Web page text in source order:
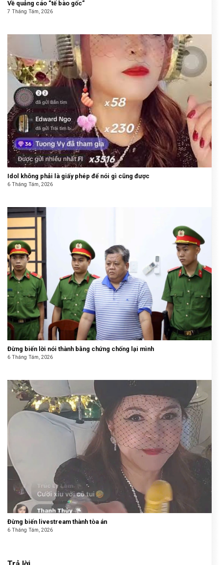
Về quảng cáo “tế bào gốc”
7 Tháng Tám, 2026
Idol không phải là giấy phép để nói gì cũng được
6 Tháng Tám, 2026
Đừng biến lời nói thành bằng chứng chống lại mình
6 Tháng Tám, 2026
Đừng biến livestream thành tòa án
6 Tháng Tám, 2026